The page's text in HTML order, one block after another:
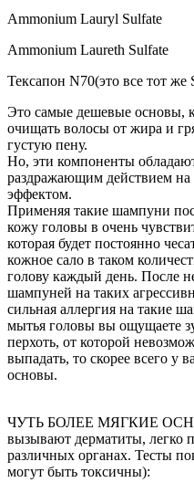
Ammonium Lauryl Sulfate
Ammonium Laureth Sulfate
Тексапон N70(это все тот
Это самые дешевые основы,
очищать волосы от жира и
густую пену.
Но, эти компоненты
раздражающим действием
эффектом.
Применяя такие шампуни
кожу головы в очень
которая будет постоянно
кожное сало в таком
голову каждый день. После
шампуней на таких
сильная аллергия на такие
мытья головы вы ощущаете
перхоть, от которой
выпадать, то скорее всего у
основы.
ЧУТЬ БОЛЕЕ МЯГКИЕ
вызывают дерматиты, легко
различных органах. Тесты
могут быть токсичны):